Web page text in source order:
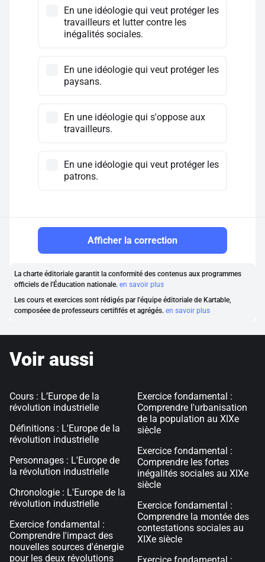
En une idéologie qui veut protéger les
travailleurs et lutter contre les
inégalités sociales.
En une idéologie qui veut protéger les
paysans.
En une idéologie qui s'oppose aux
travailleurs.
En une idéologie qui veut protéger les
patrons.
Afficher la correction
La charte éditoriale garantit la conformité des contenus aux programmes
officiels de l'Éducation nationale. en savoir plus
Les cours et exercices sont rédigés par l'équipe éditoriale de Kartable,
composéee de professeurs certififés et agrégés. en savoir plus
Voir aussi
Cours : L’Europe de la
révolution industrielle
Définitions : L'Europe de la
révolution industrielle
Personnages : L'Europe de
la révolution industrielle
Chronologie : L'Europe de la
révolution industrielle
Exercice fondamental :
Comprendre l'impact des
nouvelles sources d'énergie
pour les deux révolutions
Exercice fondamental :
Comprendre l'urbanisation
de la population au XIXe
siècle
Exercice fondamental :
Comprendre les fortes
inégalités sociales au XIXe
siècle
Exercice fondamental :
Comprendre la montée des
contestations sociales au
XIXe siècle